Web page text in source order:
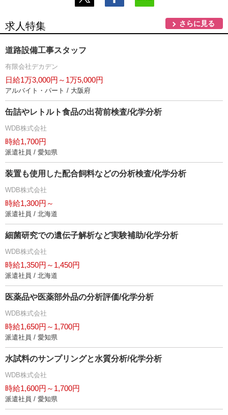
求人特集 さらに見る
道路設備工事スタッフ
有限会社デカデン
日給1万3,000円～1万5,000円
アルバイト・パート / 大阪府
缶詰やレトルト食品の出荷前検査/化学分析
WDB株式会社
時給1,700円
派遣社員 / 愛知県
装置も使用した配合飼料などの分析検査/化学分析
WDB株式会社
時給1,300円～
派遣社員 / 北海道
細菌研究での遺伝子解析など実験補助/化学分析
WDB株式会社
時給1,350円～1,450円
派遣社員 / 北海道
医薬品や医薬部外品の分析評価/化学分析
WDB株式会社
時給1,650円～1,700円
派遣社員 / 愛知県
水試料のサンプリングと水質分析/化学分析
WDB株式会社
時給1,600円～1,700円
派遣社員 / 愛知県